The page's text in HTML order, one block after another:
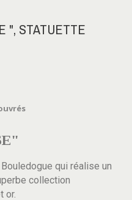
", STATUETTE
qui réalise un
collection
or.